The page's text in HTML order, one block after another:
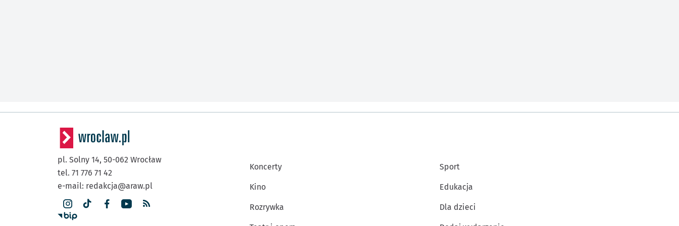
pl. Solny 14, 50-062 Wrocław
tel. 71 776 71 42
e-mail: redakcja@araw.pl
Koncerty
Kino
Rozrywka
Sport
Edukacja
Dla dzieci